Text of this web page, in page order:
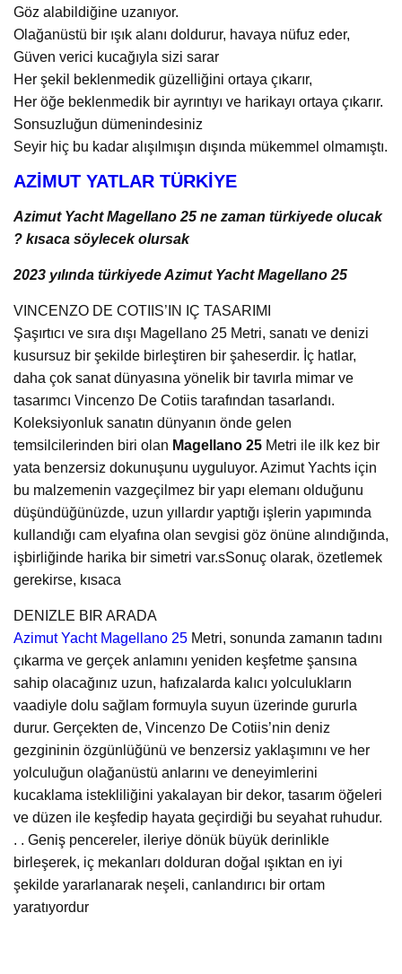
Göz alabildiğine uzanıyor.
Olağanüstü bir ışık alanı doldurur, havaya nüfuz eder,
Güven verici kucağıyla sizi sarar
Her şekil beklenmedik güzelliğini ortaya çıkarır,
Her öğe beklenmedik bir ayrıntıyı ve harikayı ortaya çıkarır.
Sonsuzluğun dümenindesiniz
Seyir hiç bu kadar alışılmışın dışında mükemmel olmamıştı.
AZİMUT YATLAR TÜRKİYE
Azimut Yacht Magellano 25 ne zaman türkiyede olucak
? kısaca söylecek olursak
2023 yılında türkiyede Azimut Yacht Magellano 25
VINCENZO DE COTIIS’IN IÇ TASARIMI
Şaşırtıcı ve sıra dışı Magellano 25 Metri, sanatı ve denizi
kusursuz bir şekilde birleştiren bir şaheserdir. İç hatlar,
daha çok sanat dünyasına yönelik bir tavırla mimar ve
tasarımcı Vincenzo De Cotiis tarafından tasarlandı.
Koleksiyonluk sanatın dünyanın önde gelen
temsilcilerinden biri olan Magellano 25 Metri ile ilk kez bir
yata benzersiz dokunuşunu uyguluyor. Azimut Yachts için
bu malzemenin vazgeçilmez bir yapı elemanı olduğunu
düşündüğünüzde, uzun yıllardır yaptığı işlerin yapımında
kullandığı cam elyafına olan sevgisi göz önüne alındığında,
işbirliğinde harika bir simetri var.sSonuç olarak, özetlemek
gerekirse, kısaca
DENIZLE BIR ARADA
Azimut Yacht Magellano 25 Metri, sonunda zamanın tadını
çıkarma ve gerçek anlamını yeniden keşfetme şansına
sahip olacağınız uzun, hafızalarda kalıcı yolculukların
vaadiyle dolu sağlam formuyla suyun üzerinde gururla
durur. Gerçekten de, Vincenzo De Cotiis’nin deniz
gezgininin özgünlüğünü ve benzersiz yaklaşımını ve her
yolculuğun olağanüstü anlarını ve deneyimlerini
kucaklama istekliliğini yakalayan bir dekor, tasarım öğeleri
ve düzen ile keşfedip hayata geçirdiği bu seyahat ruhudur.
. . Geniş pencereler, ileriye dönük büyük derinlikle
birleşerek, iç mekanları dolduran doğal ışıktan en iyi
şekilde yararlanarak neşeli, canlandırıcı bir ortam
yaratıyordur